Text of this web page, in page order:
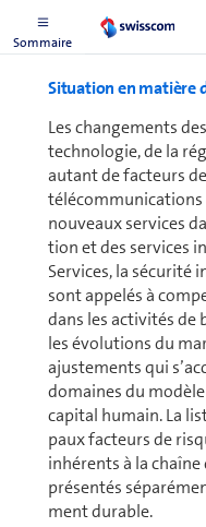
Sommaire
Situation en matière
Les chan­ge­ments
technologie, de la
autant de facteurs
télécom­mu­ni­ca­tions
nouveaux ser­vices
tion et des ser­vices
Services, la sécurité
sont appelés à
dans les activités de
les évolutions du
ajustements qui
do­maines du
capital humain. La
paux facteurs de
inhérents à la
présentés
ment durable.